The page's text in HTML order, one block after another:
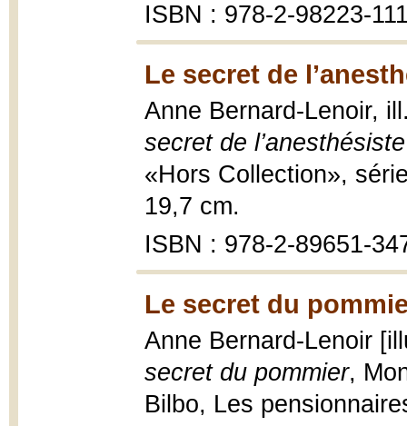
ISBN : 978-2-98223-
Le secret de
Anne Bernard-Lenoir,
secret de l’anesthésiste
«Hors Collection»,
19,7 cm.
ISBN : 978-2-89651-
Le secret du
Anne Bernard-Lenoir
secret du pommier,
Bilbo, Les